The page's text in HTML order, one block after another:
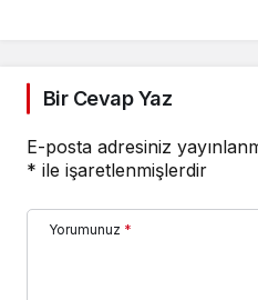
Bir Cevap Yaz
E-posta adresiniz
* ile işaretlenmişlerdir
Yorumunuz *